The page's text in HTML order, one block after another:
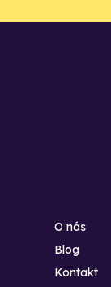
O nás
Blog
Kontakt